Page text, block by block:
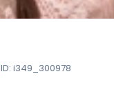
ID: i349_300978